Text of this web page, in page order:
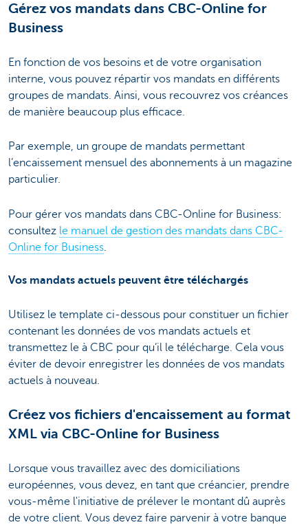
Gérez vos mandats dans CBC-Online for
Business
En fonction de vos besoins et de votre organisation
interne, vous pouvez répartir vos mandats en différents
groupes de mandats. Ainsi, vous recouvrez vos créances
de manière beaucoup plus efficace.
Par exemple, un groupe de mandats permettant
l’encaissement mensuel des abonnements à un magazine
particulier.
Pour gérer vos mandats dans CBC-Online for Business:
consultez le manuel de gestion des mandats dans CBC-
Online for Business.
Vos mandats actuels peuvent être téléchargés
Utilisez le template ci-dessous pour constituer un fichier
contenant les données de vos mandats actuels et
transmettez le à CBC pour qu’il le télécharge. Cela vous
éviter de devoir enregistrer les données de vos mandats
actuels à nouveau.
Créez vos fichiers d'encaissement au format
XML via CBC-Online for Business
Lorsque vous travaillez avec des domiciliations
européennes, vous devez, en tant que créancier, prendre
vous-même l'initiative de prélever le montant dû auprès
de votre client. Vous devez faire parvenir à votre banque